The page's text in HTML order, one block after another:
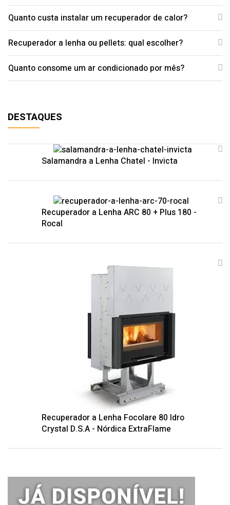
Quanto custa instalar um recuperador de calor?
Recuperador a lenha ou pellets: qual escolher?
Quanto consome um ar condicionado por mês?
DESTAQUES
Salamandra a Lenha Chatel - Invicta
Recuperador a Lenha ARC 80 + Plus 180 -
Rocal
Recuperador a Lenha Focolare 80 Idro
Crystal D.S.A - Nórdica ExtraFlame